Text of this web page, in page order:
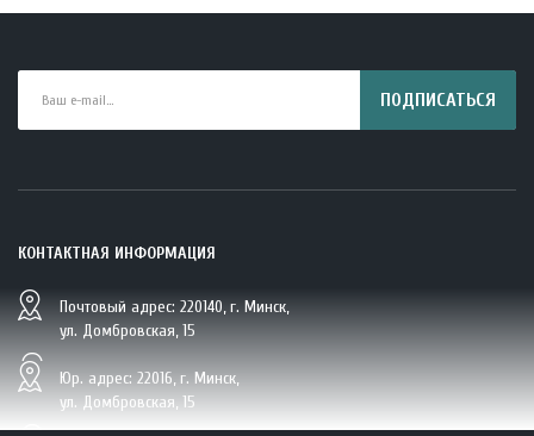
BIO Кокосовая вода тетрапак 330 мл Vietcoco 112878..
5.23 руб.
ПОДПИСАТЬСЯ
КОНТАКТНАЯ ИНФОРМАЦИЯ
Почтовый адрес: 220140, г. Минск,
ул. Домбровская, 15
Юр. адрес: 22016, г. Минск,
ул. Домбровская, 15